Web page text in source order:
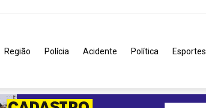
Região Polícia Acidente Política Esportes